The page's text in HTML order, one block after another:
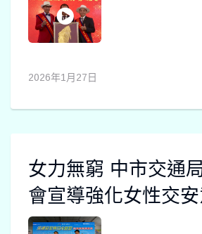
2026年1月27日
女力無窮 中市交通
會宣導強化女性交